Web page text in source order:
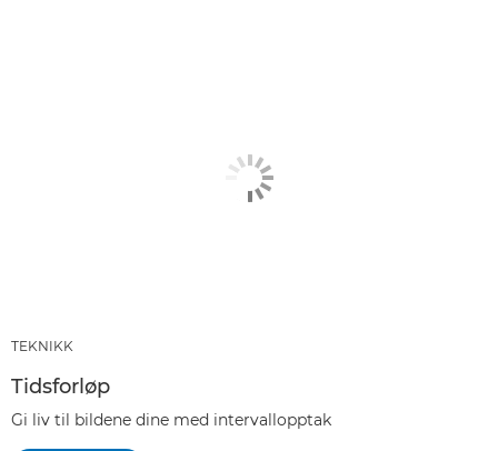
TEKNIKK
Tidsforløp
Gi liv til bildene dine med intervallopptak